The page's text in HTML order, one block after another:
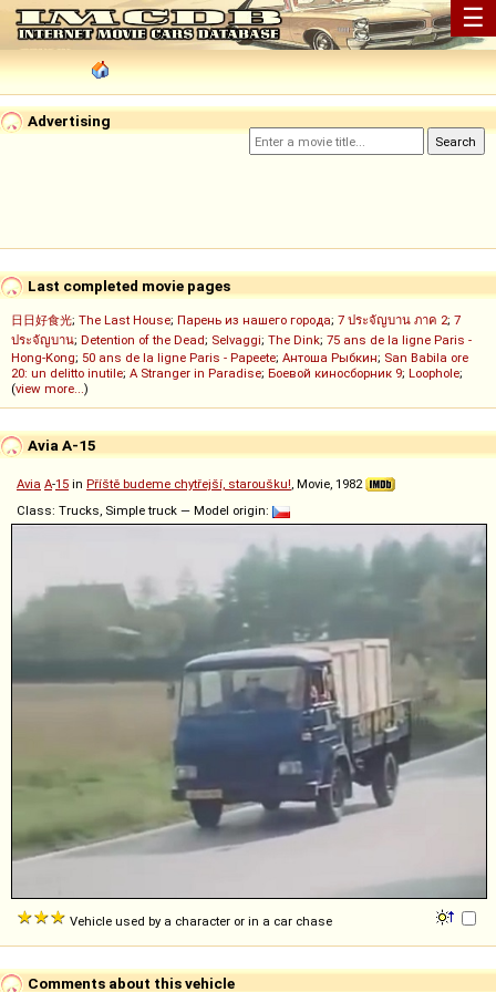
☰
Advertising
Last completed movie pages
日日好食光; The Last House; Парень из нашего города; 7 ประจัญบาน ภาค 2; 7
ประจัญบาน; Detention of the Dead; Selvaggi; The Dink; 75 ans de la ligne Paris -
Hong-Kong; 50 ans de la ligne Paris - Papeete; Антоша Рыбкин; San Babila ore
20: un delitto inutile; A Stranger in Paradise; Боевой киносборник 9; Loophole;
(view more...)
Avia A-15
Avia A-15 in Příště budeme chytřejší, staroušku!, Movie, 1982
Class: Trucks, Simple truck — Model origin:
Vehicle used by a character or in a car chase
Comments about this vehicle